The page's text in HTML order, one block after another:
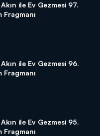
ile Ev Gezmesi 97.
Fragmanı
ile Ev Gezmesi 96.
Fragmanı
ile Ev Gezmesi 95.
Fragmanı